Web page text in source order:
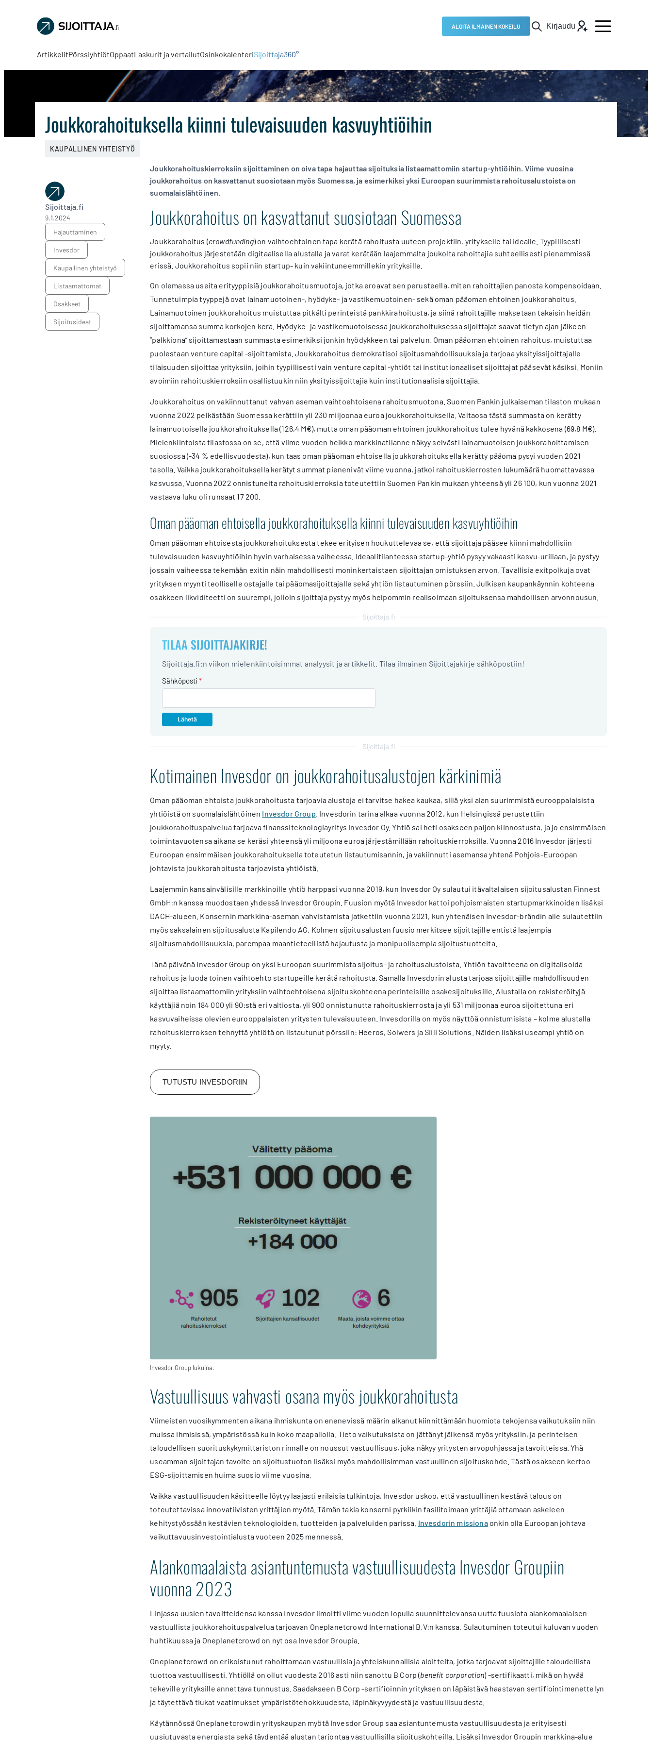
Sijoittaja.fi
Tee
sijoituspäätöksiä
ALOITA ILMAINEN KOKEILU Kirjaudu
ArtikkelitPörssiyhtiötOppaatLaskurit ja vertailutOsinkokalenteriSijoittaja360°
Joukkorahoituksella kiinni tulevaisuuden kasvuyhtiöihin
KAUPALLINEN YHTEISTYÖ
Sijoittaja.fi
9.1.2024
hajauttaminen
Invesdor
Kaupallinen yhteistyö
listaamattomat
osakkeet
sijoitusideat
Joukkorahoituskierroksiin sijoittaminen on oiva tapa hajauttaa sijoituksia listaamattomiin startup-yhtiöihin. Viime vuosina
joukkorahoitus on kasvattanut suosiotaan myös Suomessa, ja esimerkiksi yksi Euroopan suurimmista rahoitusalustoista on
suomalaislähtöinen.
Joukkorahoitus on kasvattanut suosiotaan Suomessa
Joukkorahoitus (crowdfunding) on vaihtoehtoinen tapa kerätä rahoitusta uuteen projektiin, yritykselle tai idealle. Tyypillisesti
joukkorahoitus järjestetään digitaalisella alustalla ja varat kerätään laajemmalta joukolta rahoittajia suhteellisesti pienemmissä
erissä. Joukkorahoitus sopii niin startup- kuin vakiintuneemmillekin yrityksille.
On olemassa useita erityyppisiä joukkorahoitusmuotoja, jotka eroavat sen perusteella, miten rahoittajien panosta kompensoidaan.
Tunnetuimpia tyyppejä ovat lainamuotoinen-, hyödyke- ja vastikemuotoinen- sekä oman pääoman ehtoinen joukkorahoitus.
Lainamuotoinen joukkorahoitus muistuttaa pitkälti perinteistä pankkirahoitusta, ja siinä rahoittajille maksetaan takaisin heidän
sijoittamansa summa korkojen kera. Hyödyke- ja vastikemuotoisessa joukkorahoituksessa sijoittajat saavat tietyn ajan jälkeen
”palkkiona” sijoittamastaan summasta esimerkiksi jonkin hyödykkeen tai palvelun. Oman pääoman ehtoinen rahoitus, muistuttaa
puolestaan venture capital -sijoittamista. Joukkorahoitus demokratisoi sijoitusmahdollisuuksia ja tarjoaa yksityissijoittajalle
tilaisuuden sijoittaa yrityksiin, joihin tyypillisesti vain venture capital -yhtiöt tai institutionaaliset sijoittajat pääsevät käsiksi. Moniin
avoimiin rahoituskierroksiin osallistuukin niin yksityissijoittajia kuin institutionaalisia sijoittajia.
Joukkorahoitus on vakiinnuttanut vahvan aseman vaihtoehtoisena rahoitusmuotona. Suomen Pankin julkaiseman tilaston mukaan
vuonna 2022 pelkästään Suomessa kerättiin yli 230 miljoonaa euroa joukkorahoituksella. Valtaosa tästä summasta on kerätty
lainamuotoisella joukkorahoituksella (126,4 M€), mutta oman pääoman ehtoinen joukkorahoitus tulee hyvänä kakkosena (69,8 M€).
Mielenkiintoista tilastossa on se, että viime vuoden heikko markkinatilanne näkyy selvästi lainamuotoisen joukkorahoittamisen
suosiossa (-34 % edellisvuodesta), kun taas oman pääoman ehtoisella joukkorahoituksella kerätty pääoma pysyi vuoden 2021
tasolla. Vaikka joukkorahoituksella kerätyt summat pienenivät viime vuonna, jatkoi rahoituskierrosten lukumäärä huomattavassa
kasvussa. Vuonna 2022 onnistuneita rahoituskierroksia toteutettiin Suomen Pankin mukaan yhteensä yli 26 100, kun vuonna 2021
vastaava luku oli runsaat 17 200.
Oman pääoman ehtoisella joukkorahoituksella kiinni tulevaisuuden kasvuyhtiöihin
Oman pääoman ehtoisesta joukkorahoituksesta tekee erityisen houkuttelevaa se, että sijoittaja pääsee kiinni mahdollisiin
tulevaisuuden kasvuyhtiöihin hyvin varhaisessa vaiheessa. Ideaalitilanteessa startup-yhtiö pysyy vakaasti kasvu-urillaan, ja pystyy
jossain vaiheessa tekemään exitin näin mahdollisesti moninkertaistaen sijoittajan omistuksen arvon. Tavallisia exitpolkuja ovat
yrityksen myynti teolliselle ostajalle tai pääomasijoittajalle sekä yhtiön listautuminen pörssiin. Julkisen kaupankäynnin kohteena
osakkeen likviditeetti on suurempi, jolloin sijoittaja pystyy myös helpommin realisoimaan sijoituksensa mahdollisen arvonnousun.
Sijoittaja.fi
TILAA SIJOITTAJAKIRJE!
Sijoittaja.fi:n viikon mielenkiintoisimmat analyysit ja artikkelit. Tilaa ilmainen Sijoittajakirje sähköpostiin!
Sähköposti *
Sijoittaja.fi
Kotimainen Invesdor on joukkorahoitusalustojen kärkinimiä
Oman pääoman ehtoista joukkorahoitusta tarjoavia alustoja ei tarvitse hakea kaukaa, sillä yksi alan suurimmistä eurooppalaisista
yhtiöistä on suomalaislähtöinen Invesdor Group . Invesdorin tarina alkaa vuonna 2012, kun Helsingissä perustettiin
joukkorahoituspalvelua tarjoava finanssiteknologiayritys Invesdor Oy. Yhtiö sai heti osakseen paljon kiinnostusta, ja jo ensimmäisen
toimintavuotensa aikana se keräsi yhteensä yli miljoona euroa järjestämillään rahoituskierroksilla. Vuonna 2016 Invesdor järjesti
Euroopan ensimmäisen joukkorahoituksella toteutetun listautumisannin, ja vakiinnutti asemansa yhtenä Pohjois-Euroopan
johtavista joukkorahoitusta tarjoavista yhtiöistä.
Laajemmin kansainvälisille markkinoille yhtiö harppasi vuonna 2019, kun Invesdor Oy sulautui itävaltalaisen sijoitusalustan Finnest
GmbH:n kanssa muodostaen yhdessä Invesdor Groupin. Fuusion myötä Invesdor kattoi pohjoismaisten startupmarkkinoiden lisäksi
DACH-alueen. Konsernin markkina-aseman vahvistamista jatkettiin vuonna 2021, kun yhtenäisen Invesdor-brändin alle sulautettiin
myös saksalainen sijoitusalusta Kapilendo AG. Kolmen sijoitusalustan fuusio merkitsee sijoittajille entistä laajempia
sijoitusmahdollisuuksia, parempaa maantieteellistä hajautusta ja monipuolisempia sijoitustuotteita.
Tänä päivänä Invesdor Group on yksi Euroopan suurimmista sijoitus- ja rahoitusalustoista. Yhtiön tavoitteena on digitalisoida
rahoitus ja luoda toinen vaihtoehto startupeille kerätä rahoitusta. Samalla Invesdorin alusta tarjoaa sijoittajille mahdollisuuden
sijoittaa listaamattomiin yrityksiin vaihtoehtoisena sijoituskohteena perinteisille osakesijoituksille. Alustalla on rekisteröityjä
käyttäjiä noin 184 000 yli 90:stä eri valtiosta, yli 900 onnistunutta rahoituskierrosta ja yli 531 miljoonaa euroa sijoitettuna eri
kasvuvaiheissa olevien eurooppalaisten yritysten tulevaisuuteen. Invesdorilla on myös näyttöä onnistumisista – kolme alustalla
rahoituskierroksen tehnyttä yhtiötä on listautunut pörssiin: Heeros, Solwers ja Siili Solutions. Näiden lisäksi useampi yhtiö on
myyty.
TUTUSTU INVESDORIIN
Invesdor Group lukuina.
Vastuullisuus vahvasti osana myös joukkorahoitusta
Viimeisten vuosikymmenten aikana ihmiskunta on enenevissä määrin alkanut kiinnittämään huomiota tekojensa vaikutuksiin niin
muissa ihmisissä, ympäristössä kuin koko maapallolla. Tieto vaikutuksista on jättänyt jälkensä myös yrityksiin, ja perinteisen
taloudellisen suorituskykymittariston rinnalle on noussut vastuullisuus, joka näkyy yritysten arvopohjassa ja tavoitteissa. Yhä
useamman sijoittajan tavoite on sijoitustuoton lisäksi myös mahdollisimman vastuullinen sijoituskohde. Tästä osakseen kertoo
ESG-sijoittamisen huima suosio viime vuosina.
Vaikka vastuullisuuden käsitteelle löytyy laajasti erilaisia tulkintoja, Invesdor uskoo, että vastuullinen kestävä talous on
toteutettavissa innovatiivisten yrittäjien myötä. Tämän takia konserni pyrkiikin fasilitoimaan yrittäjiä ottamaan askeleen
kehitystyössään kestävien teknologioiden, tuotteiden ja palveluiden parissa. Invesdorin missionaonkin olla Euroopan johtava
vaikuttavuusinvestointialusta vuoteen 2025 mennessä.
Alankomaalaista asiantuntemusta vastuullisuudesta Invesdor Groupiin
vuonna 2023
Linjassa uusien tavoitteidensa kanssa Invesdor ilmoitti viime vuoden lopulla suunnittelevansa uutta fuusiota alankomaalaisen
vastuullista joukkorahoituspalvelua tarjoavan Oneplanetcrowd International B.V:n kanssa. Sulautuminen toteutui kuluvan vuoden
huhtikuussa ja Oneplanetcrowd on nyt osa Invesdor Groupia.
Oneplanetcrowd on erikoistunut rahoittamaan vastuullisia ja yhteiskunnallisia aloitteita, jotka tarjoavat sijoittajille taloudellista
tuottoa vastuullisesti. Yhtiöllä on ollut vuodesta 2016 asti niin sanottu B Corp (benefit corporation) -sertifikaatti, mikä on hyvää
tekeville yrityksille annettava tunnustus. Saadakseen B Corp -sertifioinnin yrityksen on läpäistävä haastavan sertifiointimenettelyn
ja täytettävä tiukat vaatimukset ympäristötehokkuudesta, läpinäkyvyydestä ja vastuullisuudesta.
Käytännössä Oneplanetcrowdin yrityskaupan myötä Invesdor Group saa asiantuntemusta vastuullisuudesta ja erityisesti
uusiutuvasta energiasta sekä täydentää alustan tarjontaa vastuullisilla sijoituskohteilla. Lisäksi Invesdor Groupin markkina-alue